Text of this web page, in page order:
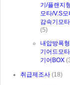
기/플랜지
모타/V.S모
감속기모타
(5)
내압방폭
기어드모
기어BOX
취급제조사 (18)